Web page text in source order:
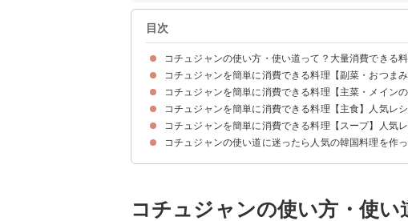
目次
コチュジャンの使い方・使い道って？大量消費できる
コチュジャンを簡単に消費できる料理【副菜・おつま
①キャベツにつけて食べるピリ辛ディップ
②そのままでも美味しいツナ入りディップソース
③ポテトにつけて食べるコチュマヨディップソース
④ツナとコチュジャンの韓国風ユッケ
⑤そのままでも使えるコチュジャンのさきいか和え
⑥油揚げのチーズタッカルビ
⑦キャベツとりんごのピリ辛あえ
コチュジャンを簡単に消費できる料理【主菜・メイン
①韓国風いかのチーズ炒め
②野菜と卵のコチュジャン炒め
③人気1位豚とエリンギのコチュジャン炒め
④ヤンニョムチキン
⑤ボリュームチーズダッカルビ
⑥キムチチーズチヂミ
⑦豚ひき肉とキャベツのピリ辛炒め
⑧韓国風筑前煮
コチュジャンを簡単に消費できる料理【主食】人気レ
①人気1位キンパ
②ユッケジャンクッパ
③ツナ入りチゲラーメン
④カルビクッパ
⑤キムチとチーズの韓国風チャーハン
⑥ご飯に混ぜるだけ簡単おにぎり
⑦韓国風キャベツとツナのホットサンド
⑧アボカドとツナの素麺ビビン麺
コチュジャンを簡単に消費できる料理【スープ】人気
①骨付き牛カルビスープ
②スンドゥブ風スープ
③簡単ユッケジャンスープ
④韓国風もやしと厚揚げのスープ
⑤鶏肉とキャベツのピリ辛クリームスープ
⑥トムヤムスープ
⑦トマトの冷製ピリ辛スープ
コチュジャンの使い道に迷ったら人気の韓国料理を作っ
コチュジャンの使い方・使